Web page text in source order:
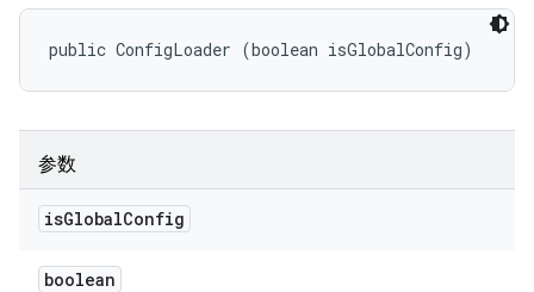
public ConfigLoader (boolean isGlobalConfig)
参数
isGlobalConfig
boolean